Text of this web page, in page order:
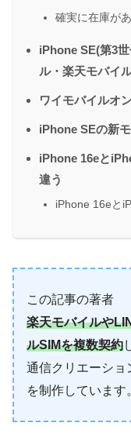
確実に在庫が
iPhone SE(第3
ル・楽天モバイ
ワイモバイルオ
iPhone SEの新
iPhone 16eと
違う
iPhone 16eと
この記事の著者
楽天モバイルや
ルSIMを複数契約
通信クリエーショ
を制作しています